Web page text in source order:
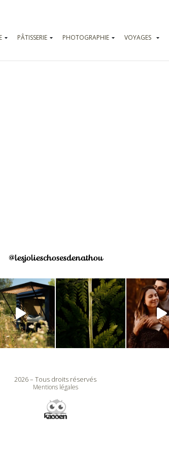
PÂTISSERIE PHOTOGRAPHIE
VOYAGES
Parcs
@lesjolieschosesdenathou
2026 – Tous droits réservés
Mentions légales